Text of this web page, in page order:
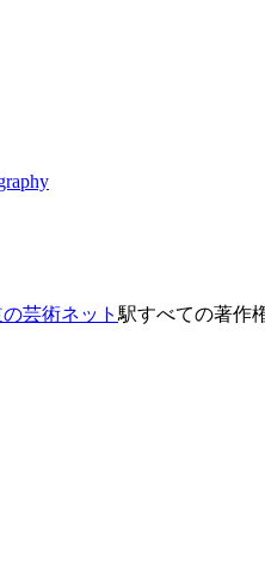
芸術ネット 駅すべての著作